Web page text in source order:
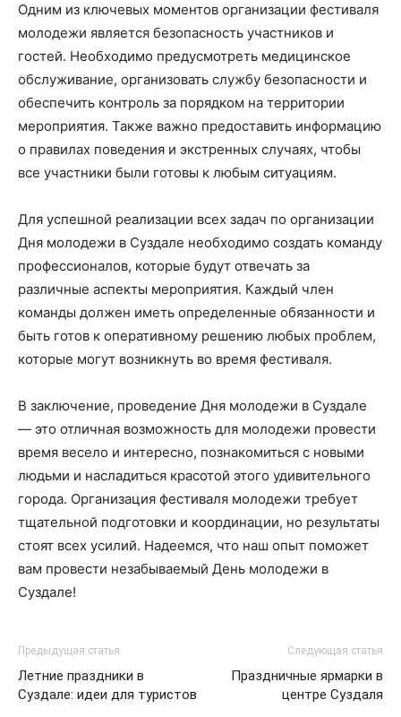
Одним из ключевых моментов организации фестиваля
молодежи является безопасность участников и
гостей. Необходимо предусмотреть медицинское
обслуживание, организовать службу безопасности и
обеспечить контроль за порядком на территории
мероприятия. Также важно предоставить информацию
о правилах поведения и экстренных случаях, чтобы
все участники были готовы к любым ситуациям.
Для успешной реализации всех задач по организации
Дня молодежи в Суздале необходимо создать команду
профессионалов, которые будут отвечать за
различные аспекты мероприятия. Каждый член
команды должен иметь определенные обязанности и
быть готов к оперативному решению любых проблем,
которые могут возникнуть во время фестиваля.
В заключение, проведение Дня молодежи в Суздале
— это отличная возможность для молодежи провести
время весело и интересно, познакомиться с новыми
людьми и насладиться красотой этого удивительного
города. Организация фестиваля молодежи требует
тщательной подготовки и координации, но результаты
стоят всех усилий. Надеемся, что наш опыт поможет
вам провести незабываемый День молодежи в
Суздале!
Предыдущая статья
Летние праздники в
Суздале: идеи для туристов
Следующая статья
Праздничные ярмарки в
центре Суздаля